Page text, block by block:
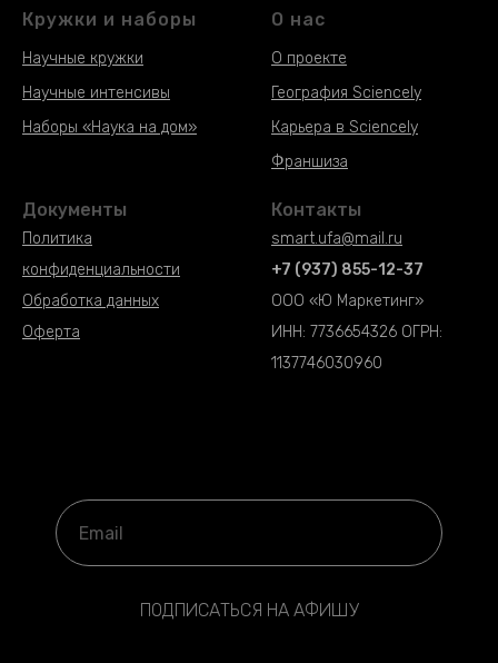
Кружки и наборы
Научные кружки
Научные интенсивы
Наборы «Наука на дом»
Документы
Политика
конфиденциальности
Обработка данных
Оферта
О нас
О проекте
География Sciencely
Карьера в Sciencely
Франшиза
Контакты
smart.ufa@mail.ru
+7 (937) 855-12-37
ООО «Ю Маркетинг»
ИНН: 7736654326 ОГРН:
1137746030960
ПОДПИСАТЬСЯ НА АФИШУ